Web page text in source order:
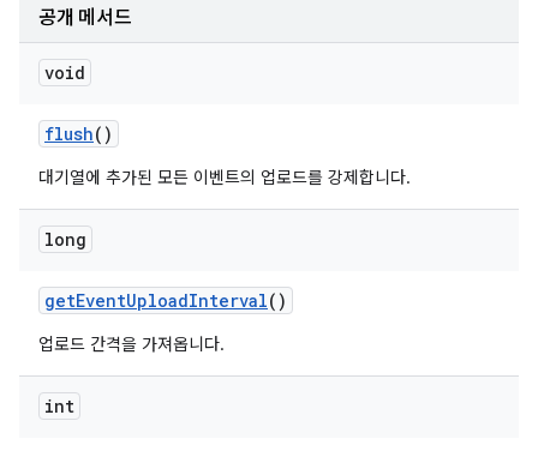
공개 메서드
void
flush()
대기열에 추가된 모든 이벤트의 업로드를 강제합니다.
long
getEventUploadInterval()
업로드 간격을 가져옵니다.
int